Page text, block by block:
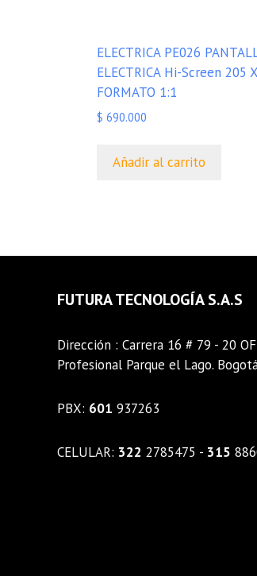
ELECTRICA PE026
ELECTRICA Hi-Screen 205
FORMATO 1:1
$ 690.000
Añadir al carrito
FUTURA TECNOLOGÍA S.A.S
Dirección : Carrera 16 # 79 - 20
Profesional Parque el Lago.
PBX: 601 937263
CELULAR: 322 2785475 - 315